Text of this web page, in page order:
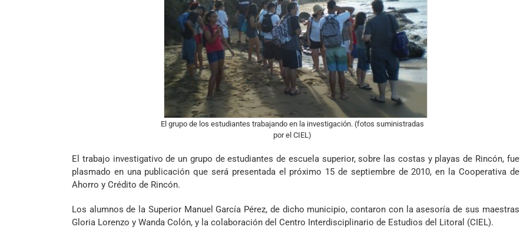
El grupo de los estudiantes trabajando en la investigación. (fotos suministradas
por el CIEL)
El trabajo investigativo de un grupo de estudiantes de escuela superior, sobre las costas y playas de Rincón, fue
plasmado en una publicación que será presentada el próximo 15 de septiembre de 2010, en la Cooperativa de
Ahorro y Crédito de Rincón.
Los alumnos de la Superior Manuel García Pérez, de dicho municipio, contaron con la asesoría de sus maestras
Gloria Lorenzo y Wanda Colón, y la colaboración del Centro Interdisciplinario de Estudios del Litoral (CIEL).